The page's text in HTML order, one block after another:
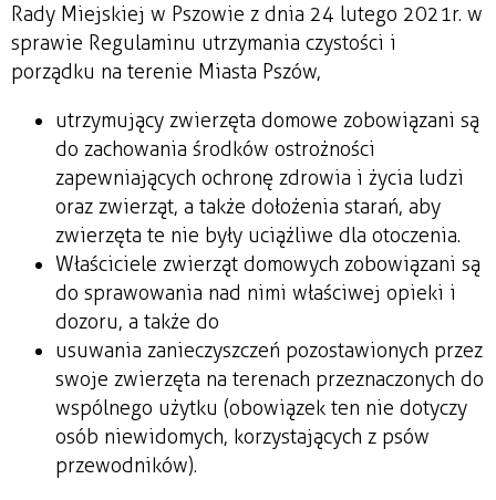
Rady Miejskiej w Pszowie z dnia 24 lutego 2021 r. w
sprawie Regulaminu utrzymania czystości i
porządku na terenie Miasta Pszów,
utrzymujący zwierzęta domowe zobowiązani są
do zachowania środków ostrożności
zapewniających ochronę zdrowia i życia ludzi
oraz zwierząt, a także dołożenia starań, aby
zwierzęta te nie były uciążliwe dla otoczenia.
Właściciele zwierząt domowych zobowiązani są
do sprawowania nad nimi właściwej opieki i
dozoru, a także do
usuwania zanieczyszczeń pozostawionych przez
swoje zwierzęta na terenach przeznaczonych do
wspólnego użytku (obowiązek ten nie dotyczy
osób niewidomych, korzystających z psów
przewodników).